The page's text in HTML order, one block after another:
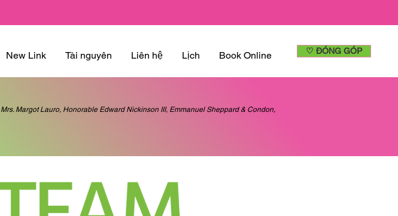
New Link Tài nguyên Liên hệ Lịch Book Online ♡ ĐÓNG GÓP
Margot Lauro, Honorable Edward Nickinson III, Emmanuel Sheppard & Condon,